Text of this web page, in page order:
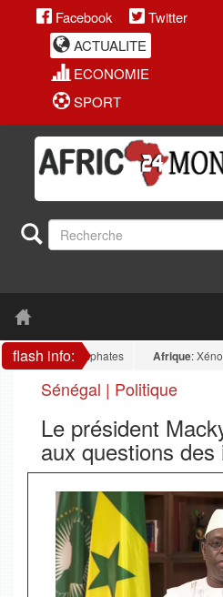
Facebook
Twitter
ACTUALITE
ECONOMIE
SPORT
flash info:
des phosphates Afrique:
Sénégal | Politique
Le président
aux questions des